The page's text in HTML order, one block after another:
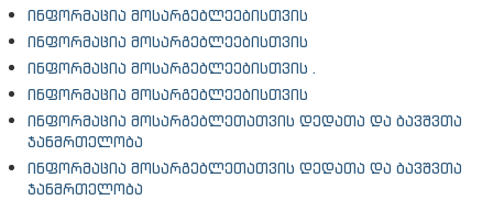
ინფორმაცია მოსარგებლეებისთვის
ინფორმაცია მოსარგებლეებისთვის
ინფორმაცია მოსარგებლეებისთვის .
ინფორმაცია მოსარგებლეებისთვის
ინფორმაცია მოსარგებლეთათვის დედათა და ბავშვთა
ჯანმრთელობა
ინფორმაცია მოსარგებლეთათვის დედათა და ბავშვთა
ჯანმრთელობა